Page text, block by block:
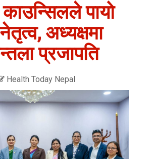
काउन्सिलले पायो
अध्यक्षमा
प्रजापति
Health Today Nepal